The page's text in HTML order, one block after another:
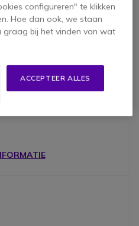
in industrieën als:bouw
u de mogelijkheid
terwijl u continu in contact
configureren" te klikken
Hoe dan ook, we staan
graag bij het vinden van wat
ACCEPTEER ALLES